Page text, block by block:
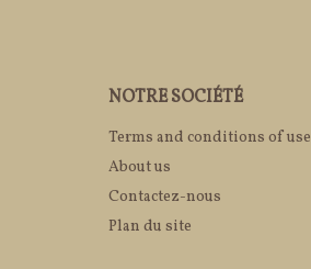
NOTRE SOCIÉTÉ
Terms and conditions of use
About us
Contactez-nous
Plan du site